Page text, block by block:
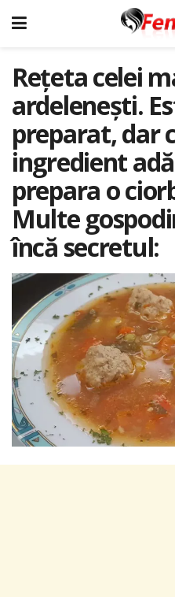
Rețeta celei
ardelenești.
preparat, dar
ingredient
prepara o
Multe
încă secretul: